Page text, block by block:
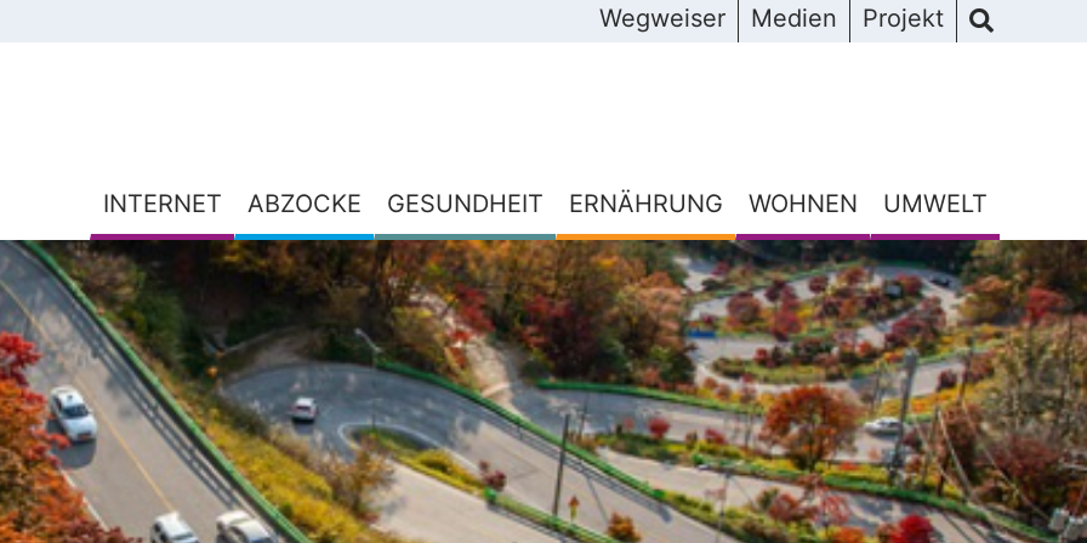
Wegweiser Medien Projekt
INTERNET ABZOCKE GESUNDHEIT ERNÄHRUNG WOHNEN UMWELT